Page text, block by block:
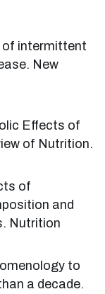
of intermittent
New
Effects of
of Nutrition.
of
and
Nutrition
to
a decade.